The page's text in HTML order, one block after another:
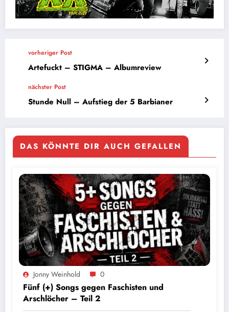
vorheriger Post
Artefuckt – STIGMA – Albumreview
nächster Post
Stunde Null – Aufstieg der 5 Barbianer
DAS KÖNNTE DIR AUCH GEFALLEN
Jonny Weinhold 0
Fünf (+) Songs gegen Faschisten und
Arschlöcher – Teil 2